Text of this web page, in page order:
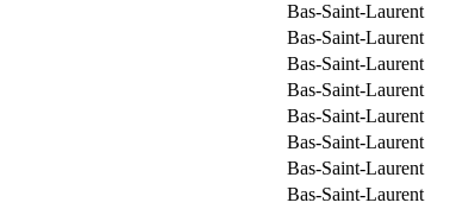
Bas-Saint-Laurent
Bas-Saint-Laurent
Bas-Saint-Laurent
Bas-Saint-Laurent
Bas-Saint-Laurent
Bas-Saint-Laurent
Bas-Saint-Laurent
Bas-Saint-Laurent